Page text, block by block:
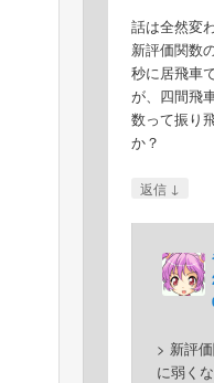
話は全然変
新評価関数
秒に居飛車
が、四間飛
数って振り
か？
返信 ↓
> 新評
に弱く